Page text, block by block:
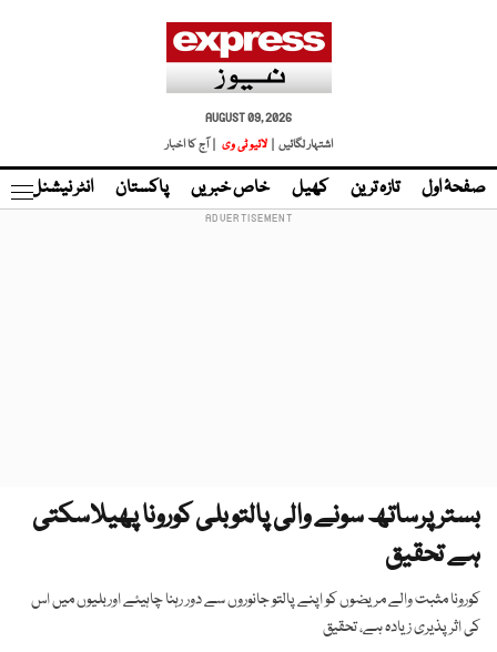
AUGUST 09, 2026
اشتہار لگائیں |
لائیو ٹی وی | آج کا اخبار
صفحۂ اول تازہ ترین کھیل خاص خبریں پاکستان انٹر نیشنل
بستر پرساتھ سونے والی پالتوبلی کورونا پھیلاسکتی
ہے تحقیق
کورونا مثبت والے مریضوں کو اپنے پالتو جانوروں سے دور رہنا چاہیئے اوربلیوں میں اس
کی اثر پذیری زیادہ ہے، تحقیق